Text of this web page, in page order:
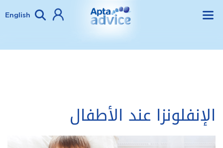
English
الإنفلونزا عند الأطفال